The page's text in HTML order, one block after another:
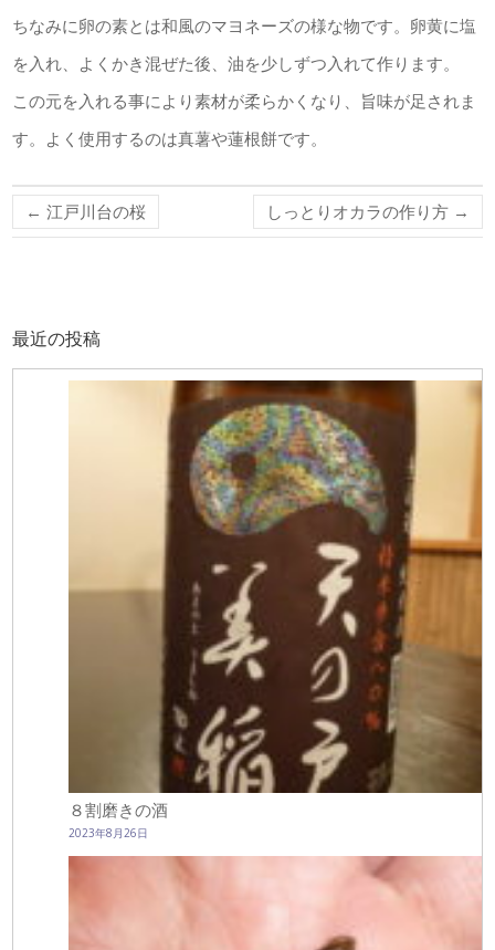
ちなみに卵の素とは和風のマヨネーズの様な物です。卵黄に塩
を入れ、よくかき混ぜた後、油を少しずつ入れて作ります。
この元を入れる事により素材が柔らかくなり、旨味が足されま
す。よく使用するのは真薯や蓮根餅です。
← 江戸川台の桜 しっとりオカラの作り方 →
最近の投稿
８割磨きの酒
2023年8月26日